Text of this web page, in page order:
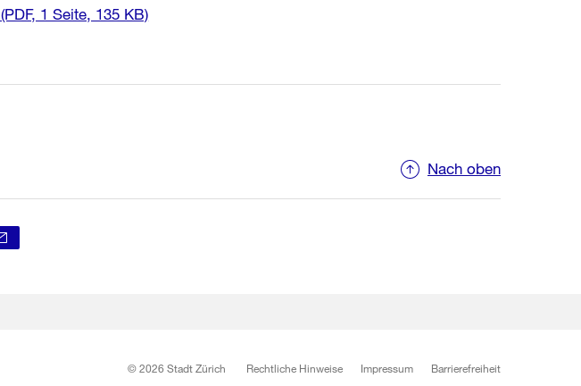
(PDF, 1 Seite, 135 KB)
Nach oben
© 2026 Stadt Zürich Rechtliche Hinweise Impressum Barrierefreiheit